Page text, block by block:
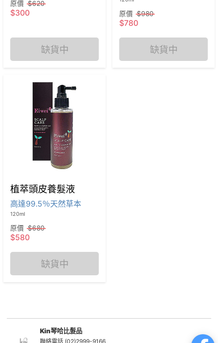
原價 $620
$300
缺貨中
原價 $980
$780
缺貨中
植萃頭皮養髮液
高達99.5％天然草本
120ml
原價 $680
$580
缺貨中
Kin琴哈比髮品
聯絡電話 (02)2999-9166